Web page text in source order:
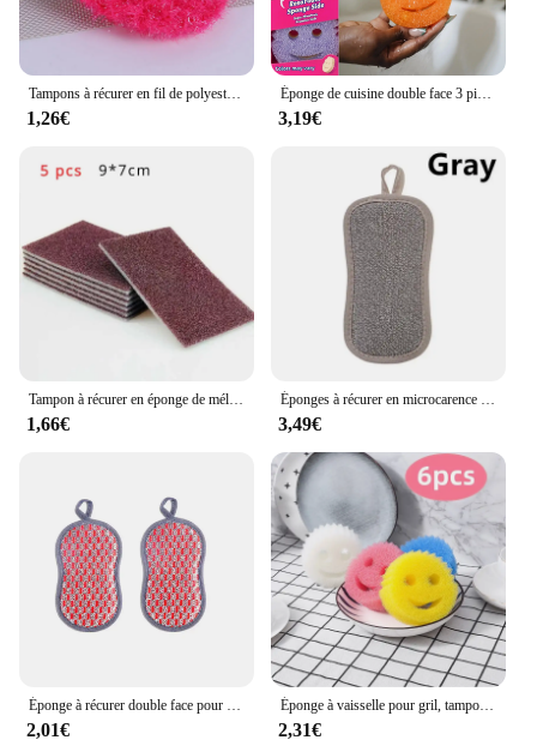
1,26€
Éponge de cuisine double face 3 pièces, sensible à la température, sans rayures, adaptée aux bols, assiettes, etc.
3,19€
1,66€ 3,49€
2,01€
Éponge à vaisselle pour gril, tampon à récurer pour le bain, tache d'odeur, degré, livres migiques, essuyer Miracle, cuisine, 6 pièces
2,31€